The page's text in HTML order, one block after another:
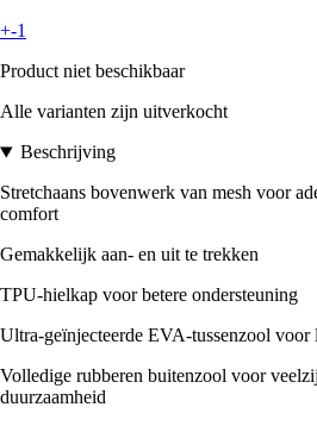
+-1
Product niet beschikbaar
Alle varianten zijn uitverkocht
Beschrijving
Stretchaans bovenwerk van mesh voor
comfort
Gemakkelijk aan- en uit te trekken
TPU-hielkap voor betere ondersteuning
Ultra-geïnjecteerde EVA-tussenzool
Volledige rubberen buitenzool voor
duurzaamheid